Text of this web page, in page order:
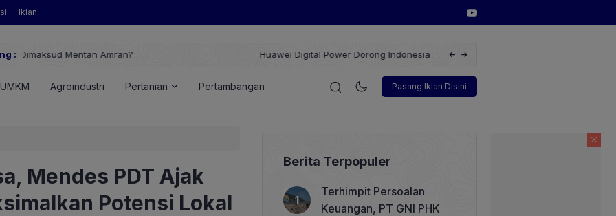
Iklan
:
Huawei Digital Power Dorong Indonesia Menuju Revolusi Energi Terbarukan dengan Solusi
Wakil Direktur Utama PT Pelindo,
Pasang Iklan Disini
UMKM Agroindustri Pertanian Pertambangan Korporasi Teknologi Otomotif
Mendes PDT Ajak
Potensi Lokal
Berita Terpopuler
Terhimpit Persoalan
Keuangan, PT GNI PHK